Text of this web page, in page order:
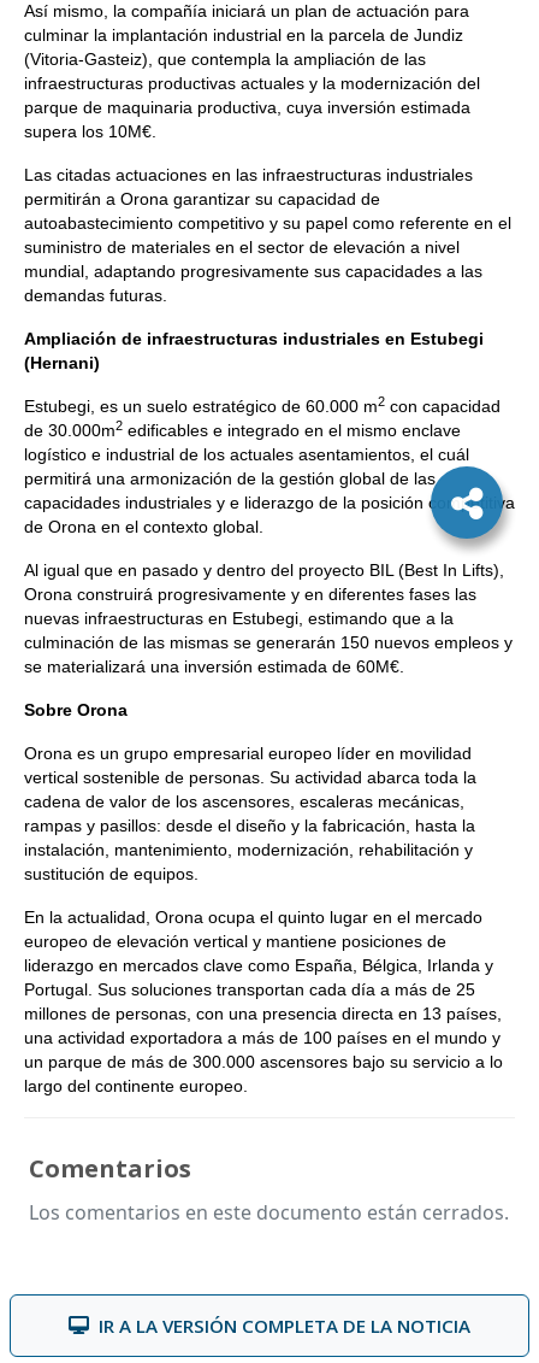
Así mismo, la compañía iniciará un plan de actuación para
culminar la implantación industrial en la parcela de Jundiz
(Vitoria-Gasteiz), que contempla la ampliación de las
infraestructuras productivas actuales y la modernización del
parque de maquinaria productiva, cuya inversión estimada
supera los 10M€.
Las citadas actuaciones en las infraestructuras industriales
permitirán a Orona garantizar su capacidad de
autoabastecimiento competitivo y su papel como referente en el
suministro de materiales en el sector de elevación a nivel
mundial, adaptando progresivamente sus capacidades a las
demandas futuras.
Ampliación de infraestructuras industriales en Estubegi
(Hernani)
Estubegi, es un suelo estratégico de 60.000 m2 con capacidad
de 30.000m2 edificables e integrado en el mismo enclave
logístico e industrial de los actuales asentamientos, el cuál
permitirá una armonización de la gestión global de las
capacidades industriales y e liderazgo de la posición competitiva
de Orona en el contexto global.
Al igual que en pasado y dentro del proyecto BIL (Best In Lifts),
Orona construirá progresivamente y en diferentes fases las
nuevas infraestructuras en Estubegi, estimando que a la
culminación de las mismas se generarán 150 nuevos empleos y
se materializará una inversión estimada de 60M€.
Sobre Orona
Orona es un grupo empresarial europeo líder en movilidad
vertical sostenible de personas. Su actividad abarca toda la
cadena de valor de los ascensores, escaleras mecánicas,
rampas y pasillos: desde el diseño y la fabricación, hasta la
instalación, mantenimiento, modernización, rehabilitación y
sustitución de equipos.
En la actualidad, Orona ocupa el quinto lugar en el mercado
europeo de elevación vertical y mantiene posiciones de
liderazgo en mercados clave como España, Bélgica, Irlanda y
Portugal. Sus soluciones transportan cada día a más de 25
millones de personas, con una presencia directa en 13 países,
una actividad exportadora a más de 100 países en el mundo y
un parque de más de 300.000 ascensores bajo su servicio a lo
largo del continente europeo.
Comentarios
Los comentarios en este documento están cerrados.
IR A LA VERSIÓN COMPLETA DE LA NOTICIA